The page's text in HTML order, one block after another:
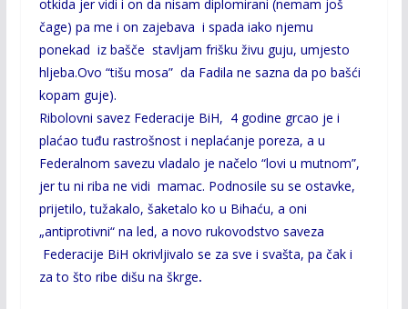
otkida jer vidi i on da nisam diplomirani (nemam još
čage) pa me i on zajebava i spada iako njemu
ponekad iz bašče stavljam frišku živu guju, umjesto
hljeba.Ovo “tišu mosa” da Fadila ne sazna da po bašći
kopam guje).
Ribolovni savez Federacije BiH, 4 godine grcao je i
plaćao tuđu rastrošnost i neplaćanje poreza, a u
Federalnom savezu vladalo je načelo “lovi u mutnom”,
jer tu ni riba ne vidi mamac. Podnosile su se ostavke,
prijetilo, tužakalo, šaketalo ko u Bihaću, a oni
„antiprotivni“ na led, a novo rukovodstvo saveza
Federacije BiH okrivljivalo se za sve i svašta, pa čak i
za to što ribe dišu na škrge.